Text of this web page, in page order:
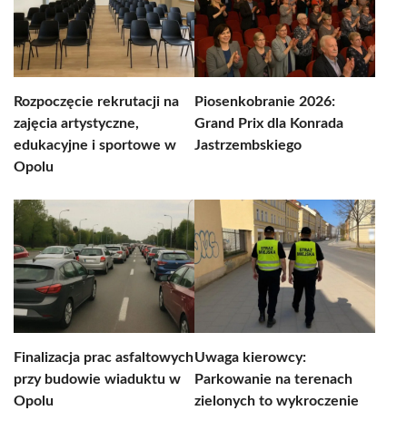
Rozpoczęcie rekrutacji na
zajęcia artystyczne,
edukacyjne i sportowe w
Opolu
Piosenkobranie 2026:
Grand Prix dla Konrada
Jastrzembskiego
Finalizacja prac asfaltowych
przy budowie wiaduktu w
Opolu
Uwaga kierowcy:
Parkowanie na terenach
zielonych to wykroczenie